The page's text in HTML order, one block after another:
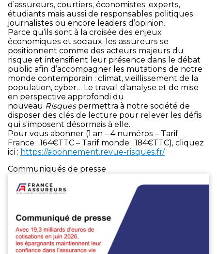
d’assureurs, courtiers, économistes, experts,
étudiants mais aussi de responsables politiques,
journalistes ou encore leaders d’opinion.
Parce qu’ils sont à la croisée des enjeux
économiques et sociaux, les assureurs se
positionnent comme des acteurs majeurs du
risque et intensifient leur présence dans le débat
public afin d’accompagner les mutations de notre
monde contemporain : climat, vieillissement de la
population, cyber… Le travail d’analyse et de mise
en perspective approfondi du
nouveau Risquespermettra à notre société de
disposer des clés de lecture pour relever les défis
qui s’imposent désormais à elle.
Pour vous abonner (1 an – 4 numéros – Tarif
France : 164€TTC – Tarif monde : 184€TTC), cliquez
ici : https://abonnement.revue-risques.fr/
Communiqués de presse